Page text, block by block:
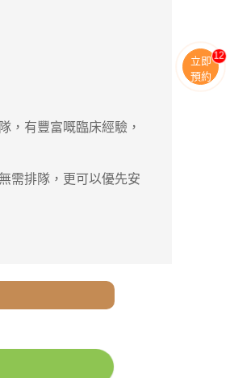
，有豐富嘅臨床經驗，
需排隊，更可以優先安
立即
預約
13